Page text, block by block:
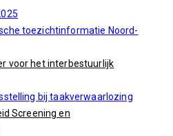
toezichtinformatie Noord-
voor het interbestuurlijk
bij taakverwaarlozing
Screening en